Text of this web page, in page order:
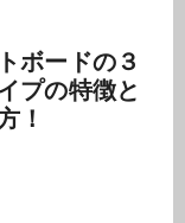
ボードの３
プの特徴と
！